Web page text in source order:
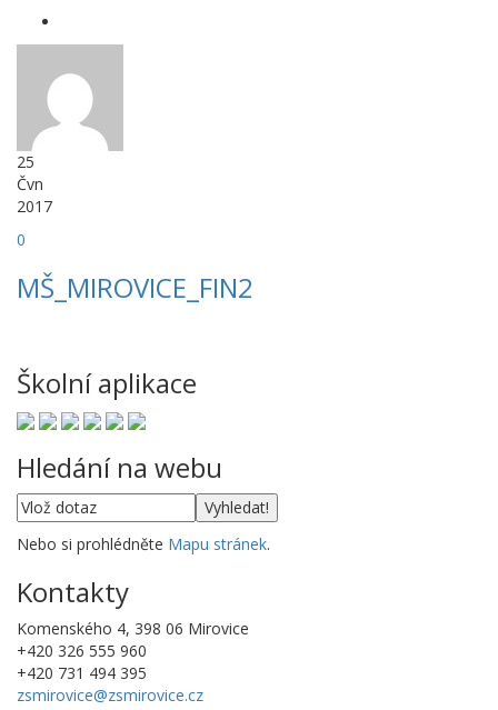
25
Čvn
2017
0
MŠ_MIROVICE_FIN2
Školní aplikace
Hledání na webu
Nebo si prohlédněte Mapu stránek.
Kontakty
Komenského 4, 398 06 Mirovice
+420 326 555 960
+420 731 494 395
zsmirovice@zsmirovice.cz